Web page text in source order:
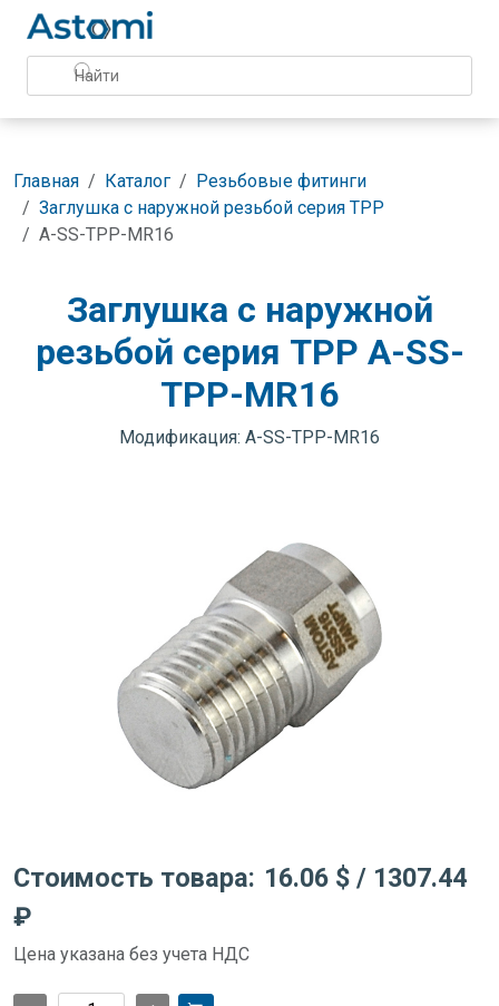
Главная Каталог
Резьбовые фитинги
Заглушка с наружной резьбой серия TPP
A-SS-TPP-MR16
Заглушка с наружной
резьбой серия TPP A-SS-
TPP-MR16
Модификация: A-SS-TPP-MR16
Стоимость товара: 16.06 $ / 1307.44
₽
Цена указана без учета НДС